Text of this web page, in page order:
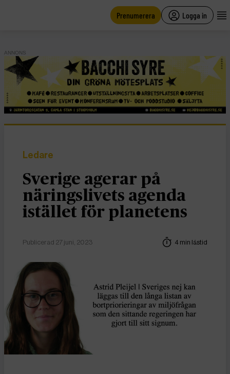
Prenumerera Logga in
ANNONS
Ledare
Sverige agerar på
näringslivets agenda
istället för planetens
Publicerad 27 juni, 2023 4 min lästid